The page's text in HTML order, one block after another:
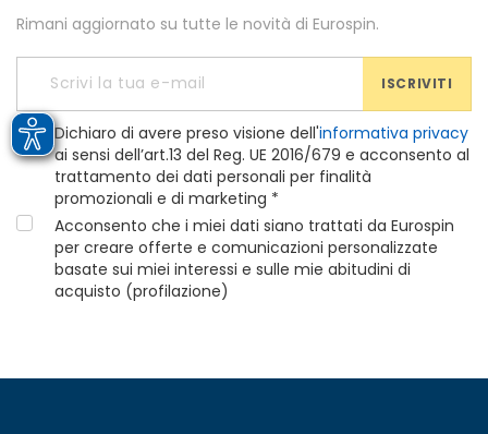
Rimani aggiornato su tutte le novità di Eurospin.
ISCRIVITI
Dichiaro di avere preso visione dell'informativa privacy
ai sensi dell’art.13 del Reg. UE 2016/679 e acconsento al
trattamento dei dati personali per finalità
promozionali e di marketing *
Acconsento che i miei dati siano trattati da Eurospin
per creare offerte e comunicazioni personalizzate
basate sui miei interessi e sulle mie abitudini di
acquisto (profilazione)